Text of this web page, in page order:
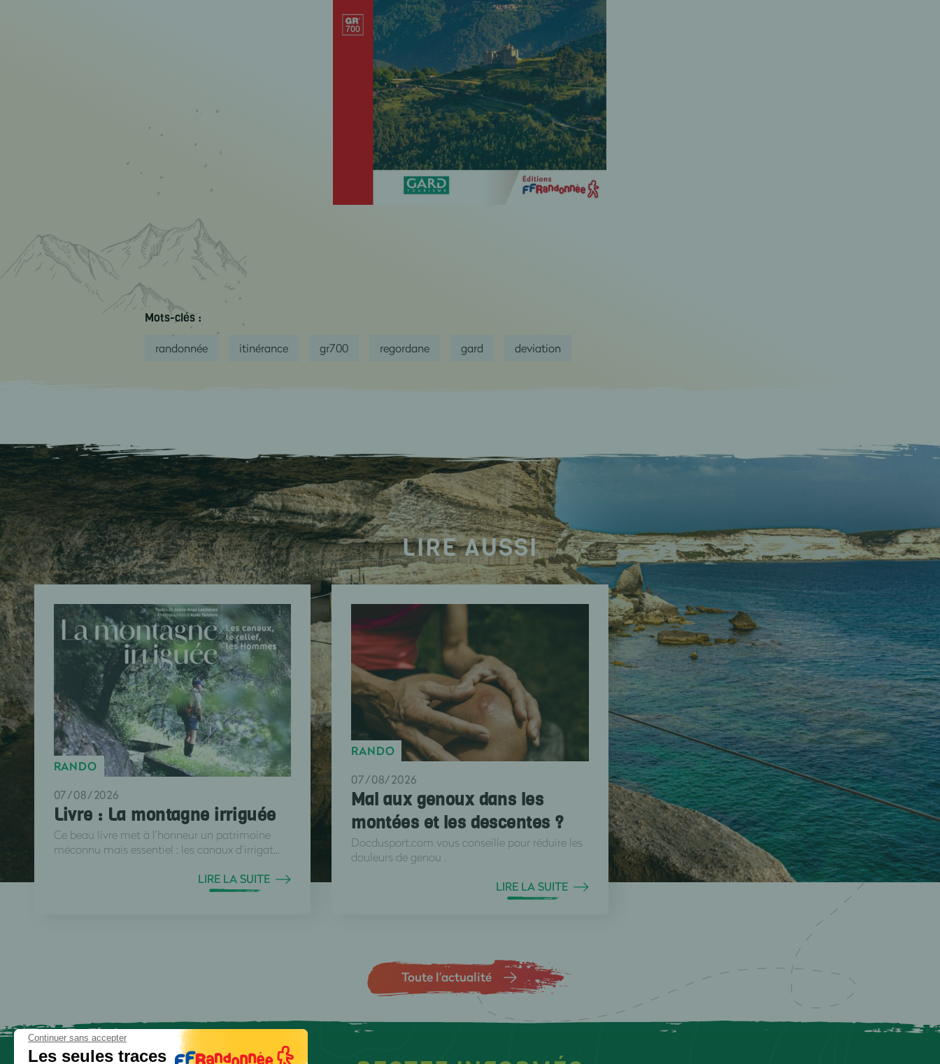
Mots-clés :
randonnée itinérance gr700 regordane gard deviation
LIRE AUSSI
RANDO
07/08/2026
Livre : La montagne irriguée
Ce beau livre met à l’honneur un patrimoine
méconnu mais essentiel : les canaux d’irrigat...
LIRE LA SUITE
RANDO
07/08/2026
Mal aux genoux dans les
montées et les descentes ?
Docdusport.com vous conseille pour réduire les
douleurs de genou .
LIRE LA SUITE
Toute l’actualité
Continuer sans accepter
Les seules traces